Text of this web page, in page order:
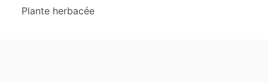
Plante herbacée